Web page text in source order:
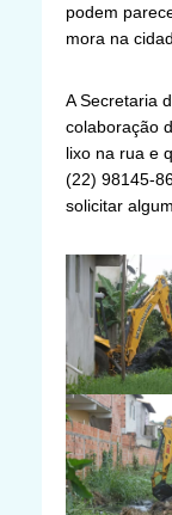
podem
mora na
A Secretaria
colaboração
lixo na rua e
(22) 98145-
solicitar